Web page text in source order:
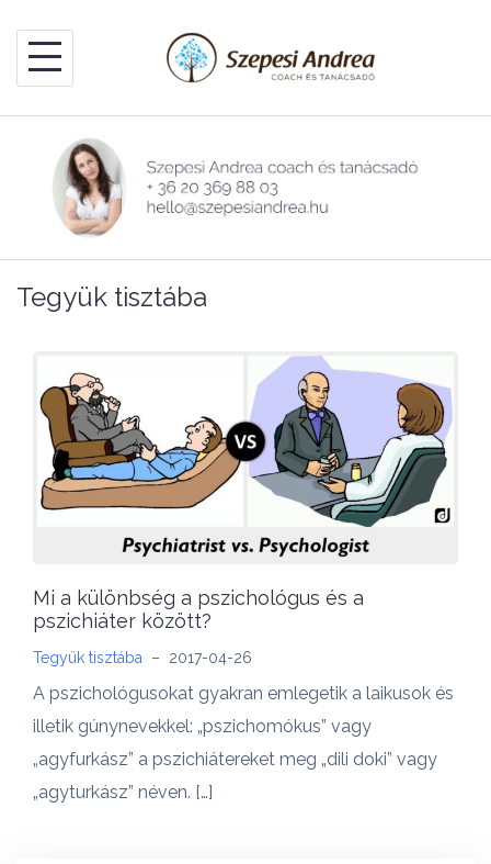
content
Tegyük tisztába
Mi a különbség a pszichológus és a
pszichiáter között?
Tegyük tisztába – 2017-04-26
A pszichológusokat gyakran emlegetik a laikusok és
illetik gúnynevekkel: „pszichomókus” vagy
„agyfurkász” a pszichiátereket meg „dili doki” vagy
„agyturkász” néven. […]